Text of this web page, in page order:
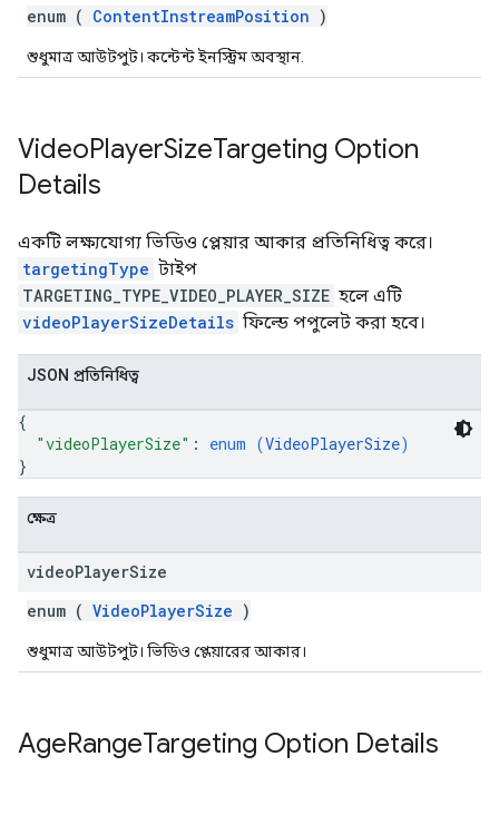
enum ( ContentInstreamPosition )
শুধুমাত্র আউটপুট। কন্টেন্ট ইনস্ট্রিম অবস্থান.
VideoPlayerSizeTargeting Option
Details
একটি লক্ষ্যযোগ্য ভিডিও প্লেয়ার আকার প্রতিনিধিত্ব করে।
targetingType টাইপ
TARGETING_TYPE_VIDEO_PLAYER_SIZE হলে এটি
videoPlayerSizeDetails ফিল্ডে পপুলেট করা হবে।
JSON প্রতিনিধিত্ব
{
"videoPlayerSize" : enum (VideoPlayerSize)
}
ক্ষেত্র
videoPlayerSize
enum ( VideoPlayerSize )
শুধুমাত্র আউটপুট। ভিডিও প্লেয়ারের আকার।
AgeRangeTargeting Option Details